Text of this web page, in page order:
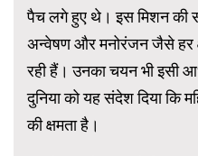
पैच लगे हुए थे। इस मिशन की
अन्वेषण और मनोरंजन जैसे हर
रही हैं। उनका चयन भी इसी
दुनिया को यह संदेश दिया कि
की क्षमता है।